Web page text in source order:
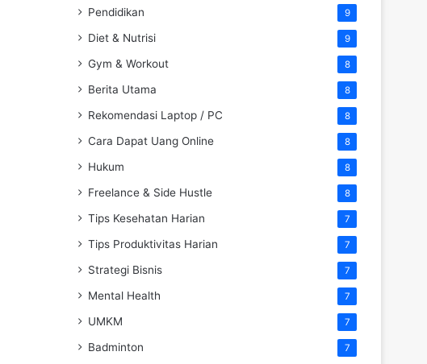
Pendidikan 9
Diet & Nutrisi 9
Gym & Workout 8
Berita Utama 8
Rekomendasi Laptop / PC 8
Cara Dapat Uang Online 8
Hukum 8
Freelance & Side Hustle 8
Tips Kesehatan Harian 7
Tips Produktivitas Harian 7
Strategi Bisnis 7
Mental Health 7
UMKM 7
Badminton 7